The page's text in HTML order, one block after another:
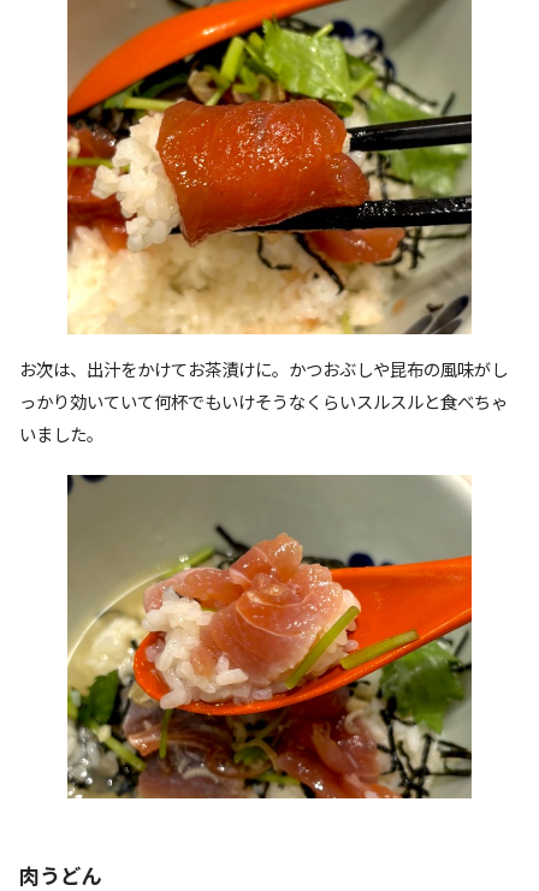
お次は、出汁をかけてお茶漬けに。かつおぶしや昆布の風味がし
っかり効いていて何杯でもいけそうなくらいスルスルと食べちゃ
いました。
肉うどん